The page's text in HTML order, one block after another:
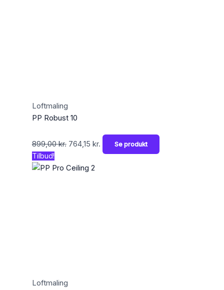
Loftmaling
PP Robust 10
899,00kr. 764,15 kr. Se produkt
Tilbud!
Loftmaling